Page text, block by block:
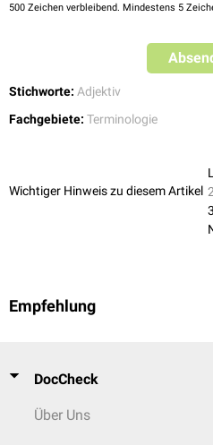
500 Zeichen verbleibend. Mindestens 5
Stichworte: Adjektiv
Fachgebiete: Terminologie
Wichtiger Hinweis zu diesem Artikel
Empfehlung
DocCheck
Über Uns